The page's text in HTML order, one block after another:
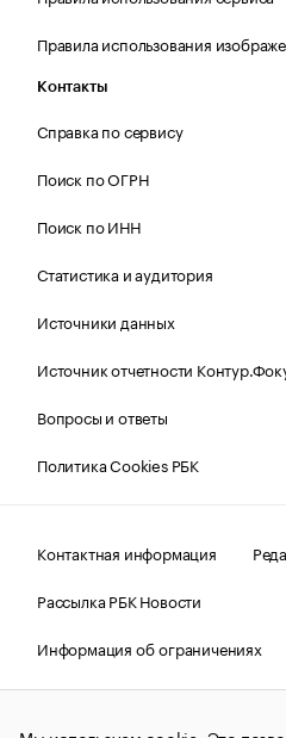
Правила использования
Контакты
Справка по сервису
Поиск по ОГРН
Поиск по ИНН
Статистика и аудитория
Источники данных
Источник отчетности
Вопросы и ответы
Политика Cookies РБК
Контактная информация
Рассылка РБК Новости
Информация об ограничениях
Правовая информация
О